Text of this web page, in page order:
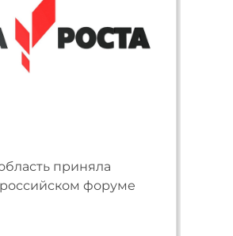
приняла
форуме